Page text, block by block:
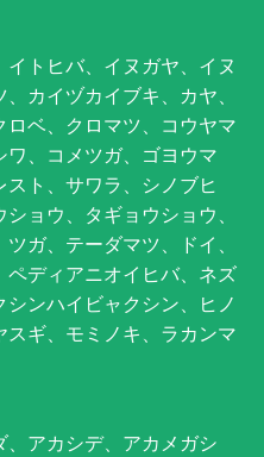
トヒバ、イヌガヤ、イヌ
カイヅカイブキ、カヤ、
ベ、クロマツ、コウヤマ
、コメツガ、ゴヨウマ
ト、サワラ、シノブヒ
ョウ、タギョウショウ、
ガ、テーダマツ、ドイ、
ディアニオイヒバ、ネズ
ンハイビャクシン、ヒノ
ギ、モミノキ、ラカンマ
アカシデ、アカメガシ